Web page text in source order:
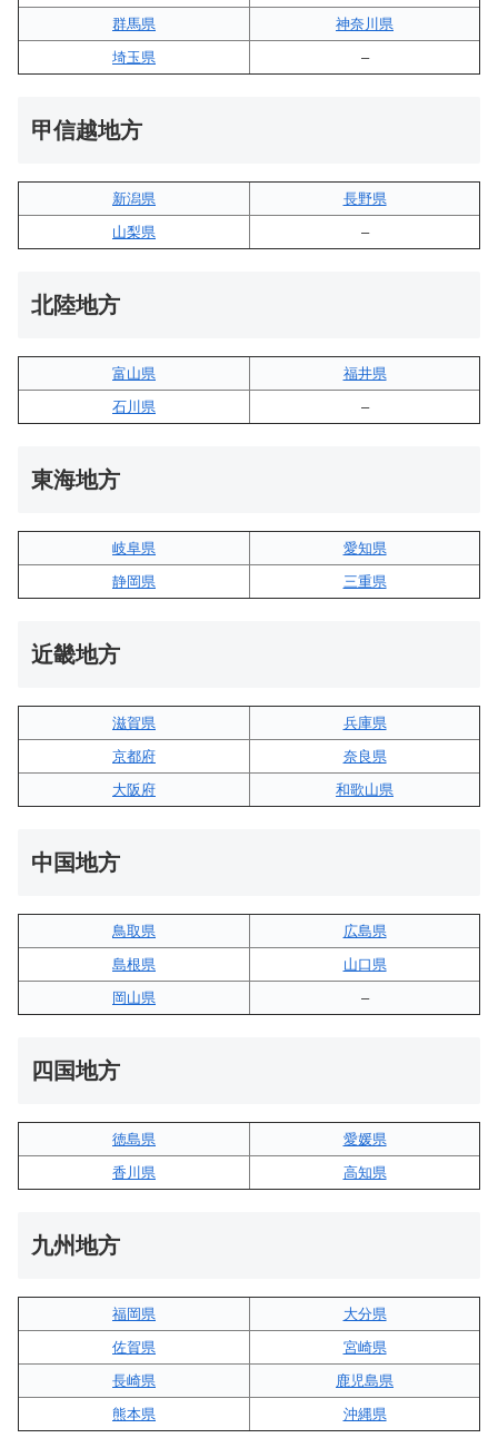
群馬県
神奈川県
埼玉県
–
甲信越地方
新潟県
長野県
山梨県
–
北陸地方
富山県
福井県
石川県
–
東海地方
岐阜県
愛知県
静岡県
三重県
近畿地方
滋賀県
兵庫県
京都府
奈良県
大阪府
和歌山県
中国地方
鳥取県
広島県
島根県
山口県
岡山県
–
四国地方
徳島県
愛媛県
香川県
高知県
九州地方
福岡県
大分県
佐賀県
宮崎県
長崎県
鹿児島県
熊本県
沖縄県